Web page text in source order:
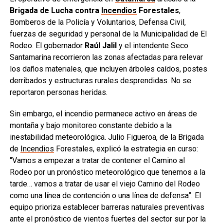
Brigada de Lucha contra Incendios Forestales,
Bomberos de la Policía y Voluntarios, Defensa Civil,
fuerzas de seguridad y personal de la Municipalidad de El
Rodeo. El gobernador Raúl Jalil y el intendente Seco
Santamarina recorrieron las zonas afectadas para relevar
los daños materiales, que incluyen árboles caídos, postes
derribados y estructuras rurales desprendidas. No se
reportaron personas heridas.
Sin embargo, el incendio permanece activo en áreas de
montaña y bajo monitoreo constante debido a la
inestabilidad meteorológica. Julio Figueroa, de la Brigada
de Incendios Forestales, explicó la estrategia en curso:
“Vamos a empezar a tratar de contener el Camino al
Rodeo por un pronóstico meteorológico que tenemos a la
tarde… vamos a tratar de usar el viejo Camino del Rodeo
como una línea de contención o una línea de defensa”. El
equipo prioriza establecer barreras naturales preventivas
ante el pronóstico de vientos fuertes del sector sur por la